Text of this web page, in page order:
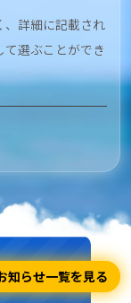
、詳細に記載され
選ぶことができ
知らせ一覧を見る